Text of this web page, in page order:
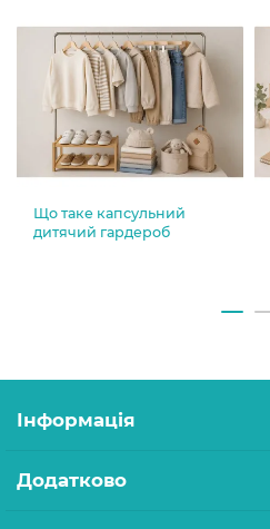
Що таке капсульний
дитячий гардероб
Інформація
Додатково